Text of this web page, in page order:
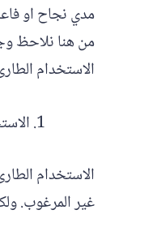
مدي نجاح او
من هنا نلاحظ
الاستخدام
الاستخدام
غير المرغوب.